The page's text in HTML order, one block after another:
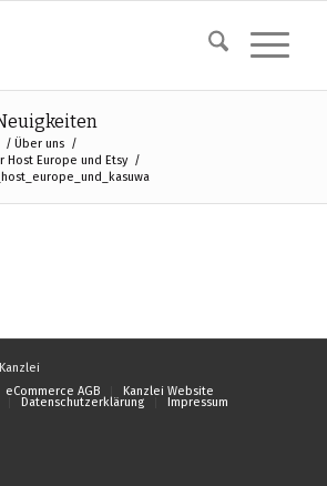
/ Über uns /
Host Europe und Etsy /
eCommerce AGB Kanzlei Website
Datenschutzerklärung Impressum